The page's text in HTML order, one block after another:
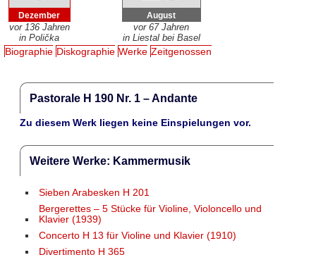
Dezember
vor 136 Jahren
in Polička
August
vor 67 Jahren
in Liestal bei Basel
Biographie Diskographie Werke Zeitgenossen
Pastorale H 190 Nr. 1 – Andante
Zu diesem Werk liegen keine Einspielungen vor.
Weitere Werke: Kammermusik
Sieben Arabesken H 201
Bergerettes – 5 Stücke für Violine, Violoncello und
Klavier (1939)
Concerto H 13 für Violine und Klavier (1910)
Divertimento H 365